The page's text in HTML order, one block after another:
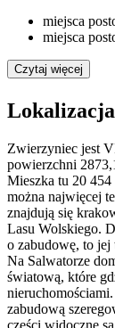
miejsca
miejsca
Czytaj więcej
Zwierzyniec jest
powierzchni
Mieszka tu 20
można najwięcej
znajdują się
Lasu Wolskiego.
o zabudowę, to jej
Na Salwatorze
światową, które
zabudową
części widoczne